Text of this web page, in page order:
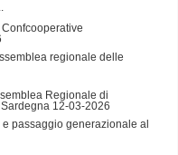
regionale delle
Regionale di
12-03-2026
passaggio generazionale al